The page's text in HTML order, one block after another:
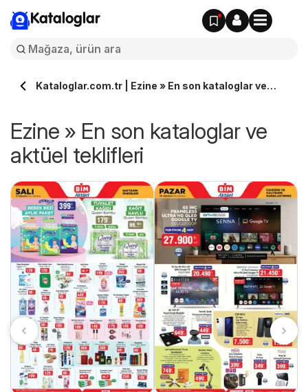
Kataloglar
Kataloglar.com.tr | Ezine » En son kataloglar ve
Ezine » En son kataloglar ve
aktüel teklifleri